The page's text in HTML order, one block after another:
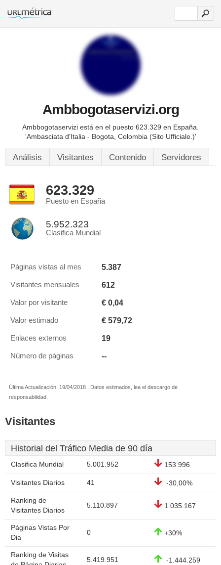
Ambbogotaservizi.org
Ambbogotaservizi está en el puesto 623.329 en España.
'Ambasciata d'Italia - Bogota, Colombia (Sito Ufficiale.)'
Análisis Visitantes Contenido Servidores
623.329
Puesto en España
5.952.323
Clasifica Mundial
Páginas vistas al mes 5.387
Visitantes mensuales 612
Valor por visitante € 0,04
Valor estimado € 579,72
Enlaces externos 19
Número de páginas --
Última Actualización: 19/04/2018 . Datos estimados, lea el descargo de
responsabilidad.
Visitantes
Historial del Tráfico Media de 90 día
Clasifica Mundial 5.001.952 153.996
Visitantes Diarios 41 -30,00%
Ranking de
Visitantes Diarios
5.110.897 1.035.167
Páginas Vistas Por
Dia
0 +30%
Ranking de Visitas
5.419.951 -1.444.259